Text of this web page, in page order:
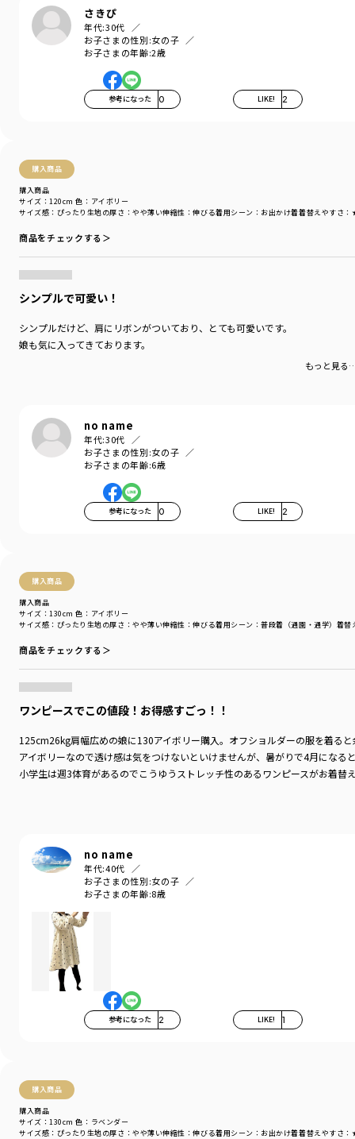
さきぴ
年代:30代
お子さまの性別:女の子
お子さまの年齢:2歳
参考になった 0 LIKE! 2
購入商品
購入商品
サイズ感 ：ぴったり 生地の厚さ ：やや薄い伸縮性 ：伸びる着用シーン ：お出かけ着着替えやすさ
サイズ：120cm 色：アイボリー
商品をチェックする＞
シンプルで可愛い！
シンプルだけど、肩にリボンがついており、とても可愛いです。
娘も気に入ってきております。
もっと見る
no name
年代:30代
お子さまの性別:女の子
お子さまの年齢:6歳
参考になった 0 LIKE! 2
購入商品
購入商品
サイズ感 ：ぴったり 生地の厚さ ：やや薄い伸縮性 ：伸びる着用シーン ：普段着（通園・通学） 着替
サイズ：130cm 色：アイボリー
商品をチェックする＞
ワンピースでこの値段！お得感すごっ！！
125cm26kg肩幅広めの娘に130アイボリー購入。オフショルダーの服を着る
アイボリーなので透け感は気をつけないといけませんが、暑がりで4月にな
小学生は週3体育があるのでこうゆうストレッチ性のあるワンピースがお着
no name
年代:40代
お子さまの性別:女の子
お子さまの年齢:8歳
参考になった 2 LIKE! 1
購入商品
購入商品
サイズ感 ：ぴったり 生地の厚さ ：やや薄い伸縮性 ：伸びる着用シーン ：お出かけ着着替えやすさ
サイズ：130cm 色：ラベンダー
サイズ：サイズ110
ブランド ／ branshes
シーズン
／アウトレット
カテゴリ
／ワンピース
商品番号